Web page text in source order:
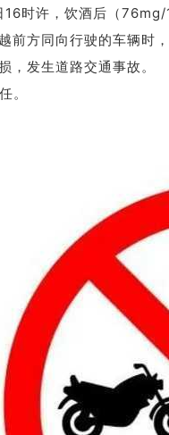
时许，饮酒后（
前方同向行驶的车辆时
，发生道路交通事故。
。